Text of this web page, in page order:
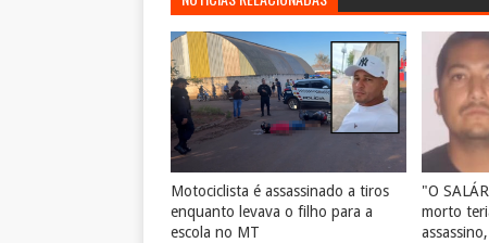
Motociclista é assassinado a tiros
enquanto levava o filho para a
escola no MT
"O
morto